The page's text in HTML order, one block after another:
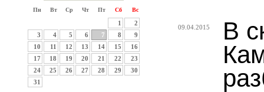
Пн Вт Ср Чт Пт Сб Вс
1
2
3
4 5 6 7 8
9
10
11 12 13 14 15
16
17
18 19 20 21 22
23
24
25 26 27 28 29
30
31
09.04.2015
В